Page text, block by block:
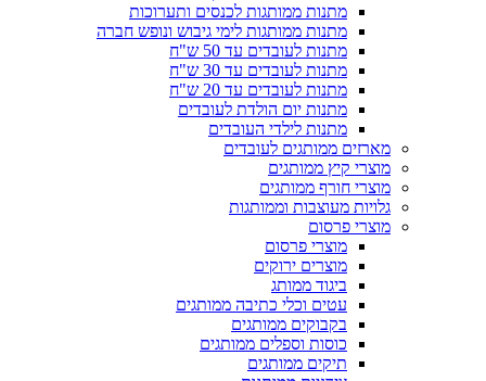
מתנות ממותגות לכנסים ותערוכות
מתנות ממותגות לימי גיבוש ונופש חברה
מתנות לעובדים עד 50 ש"ח
מתנות לעובדים עד 30 ש"ח
מתנות לעובדים עד 20 ש"ח
מתנות יום הולדת לעובדים
מתנות לילדי העובדים
מארזים ממותגים לעובדים
מוצרי קיץ ממותגים
מוצרי חורף ממותגים
גלויות מעוצבות וממותגות
מוצרי פרסום
מוצרי פרסום
מוצרים ירוקים
ביגוד ממותג
עטים וכלי כתיבה ממותגים
בקבוקים ממותגים
כוסות וספלים ממותגים
תיקים ממותגים